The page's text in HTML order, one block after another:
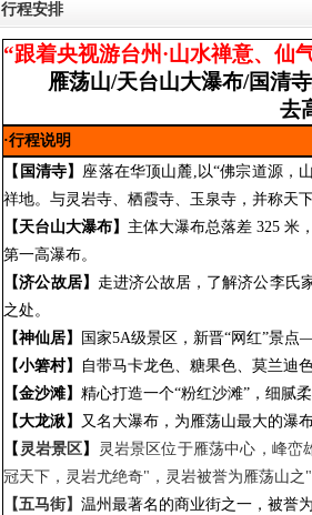
行程安排
“跟着央视游台州·山水禅意、仙
雁荡山/天台山大瀑布/国清寺
去
·行程说明
【国清寺】 座落在华顶山麓,以“佛宗道源，
祥地。与灵岩寺、栖霞寺、玉泉寺，并称天下
【天台山大瀑布】 主体大瀑布总落差 325米
第一高瀑布。
【济公故居】 走进济公故居，了解济公李氏
之处。
【神仙居】
国家5A级景区，新晋“网红”景点
【小箬村】
自带马卡龙色、糖果色、莫兰迪
【金沙滩】精心打造一个“粉红沙滩”，细腻
【大龙湫】 又名大瀑布，为雁荡山最大的瀑
【 灵岩景区】 灵岩景区位于雁荡中心，峰峦
冠天下，灵岩尤绝奇" ，灵岩被誉为雁荡山之 "
【五马街】温州最著名的商业街之一，被誉